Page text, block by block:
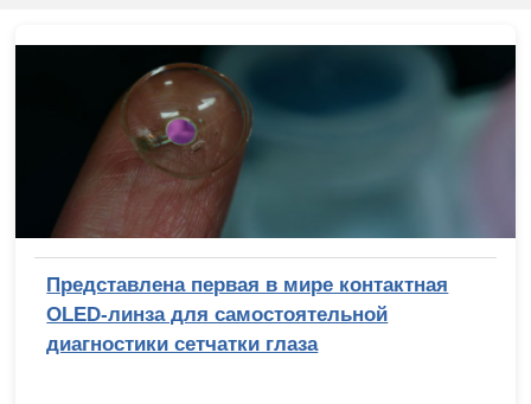
Представлена первая в мире контактная
OLED-линза для самостоятельной
диагностики сетчатки глаза